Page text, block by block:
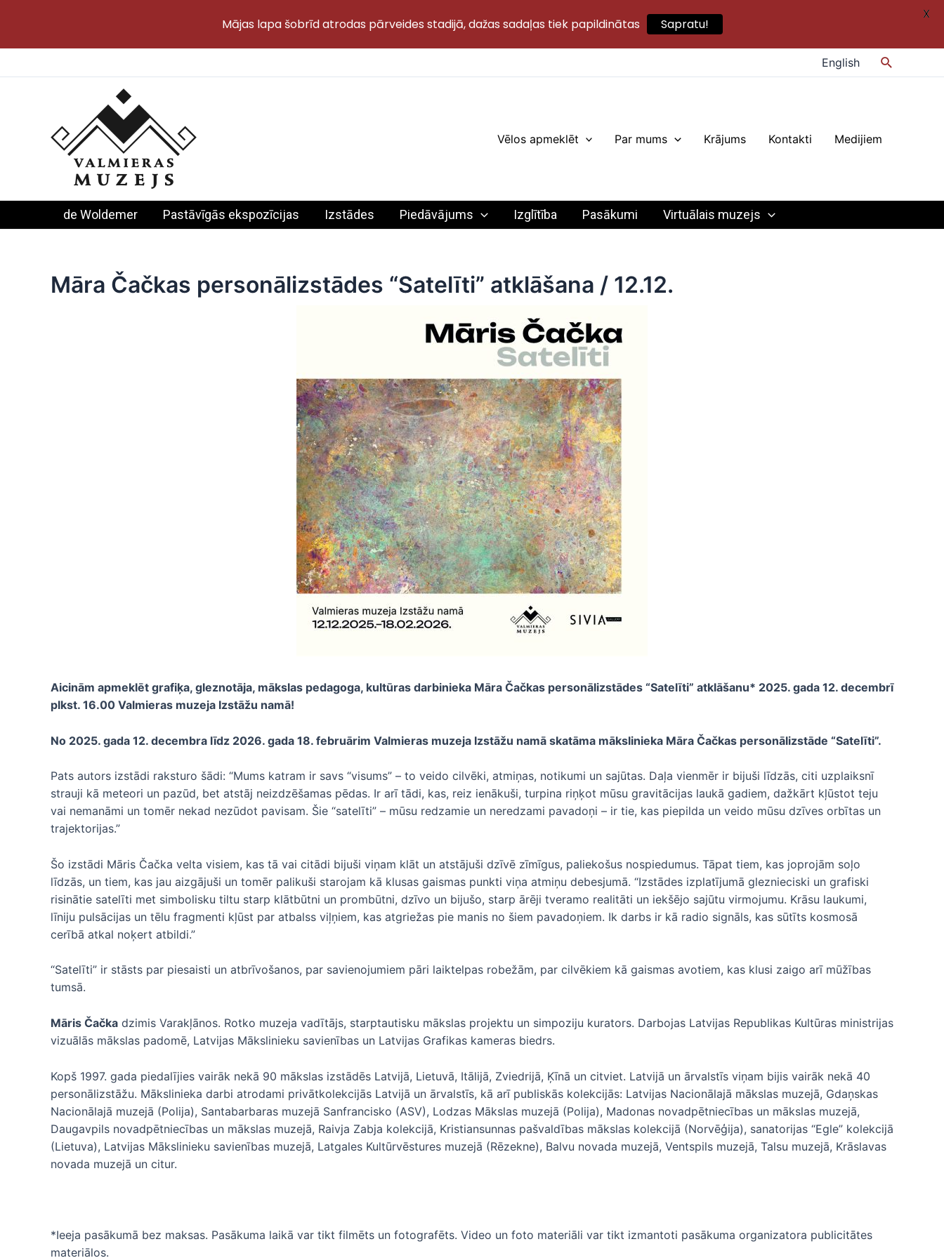
to
English Search
Vēlos apmeklēt Par mums Krājums Kontakti Medijiem
de Woldemer Pastāvīgās ekspozīcijas Izstādes Piedāvājums Izglītība Pasākumi Virtuālais muzejs
Māra Čačkas personālizstādes “Satelīti” atklāšana / 12.12.
Aicinām apmeklēt grafiķa, gleznotāja, mākslas pedagoga, kultūras darbinieka Māra Čačkas personālizstādes “Satelīti” atklāšanu* 2025. gada 12. decembrī
plkst. 16.00 Valmieras muzeja Izstāžu namā!
No 2025. gada 12. decembra līdz 2026. gada 18. februārim Valmieras muzeja Izstāžu namā skatāma mākslinieka Māra Čačkas personālizstāde “Satelīti”.
Pats autors izstādi raksturo šādi: “Mums katram ir savs “visums” – to veido cilvēki, atmiņas, notikumi un sajūtas. Daļa vienmēr ir bijuši līdzās, citi uzplaiksnī
strauji kā meteori un pazūd, bet atstāj neizdzēšamas pēdas. Ir arī tādi, kas, reiz ienākuši, turpina riņķot mūsu gravitācijas laukā gadiem, dažkārt kļūstot teju
vai nemanāmi un tomēr nekad nezūdot pavisam. Šie “satelīti” – mūsu redzamie un neredzami pavadoņi – ir tie, kas piepilda un veido mūsu dzīves orbītas un
trajektorijas.”
Šo izstādi Māris Čačka velta visiem, kas tā vai citādi bijuši viņam klāt un atstājuši dzīvē zīmīgus, paliekošus nospiedumus. Tāpat tiem, kas joprojām soļo
līdzās, un tiem, kas jau aizgājuši un tomēr palikuši starojam kā klusas gaismas punkti viņa atmiņu debesjumā. “Izstādes izplatījumā gleznieciski un grafiski
risinātie satelīti met simbolisku tiltu starp klātbūtni un prombūtni, dzīvo un bijušo, starp ārēji tveramo realitāti un iekšējo sajūtu virmojumu. Krāsu laukumi,
līniju pulsācijas un tēlu fragmenti kļūst par atbalss viļņiem, kas atgriežas pie manis no šiem pavadoņiem. Ik darbs ir kā radio signāls, kas sūtīts kosmosā
cerībā atkal noķert atbildi.”
“Satelīti” ir stāsts par piesaisti un atbrīvošanos, par savienojumiem pāri laiktelpas robežām, par cilvēkiem kā gaismas avotiem, kas klusi zaigo arī mūžības
tumsā.
Māris Čačka dzimis Varakļānos. Rotko muzeja vadītājs, starptautisku mākslas projektu un simpoziju kurators. Darbojas Latvijas Republikas Kultūras ministrijas
vizuālās mākslas padomē, Latvijas Mākslinieku savienības un Latvijas Grafikas kameras biedrs.
Kopš 1997. gada piedalījies vairāk nekā 90 mākslas izstādēs Latvijā, Lietuvā, Itālijā, Zviedrijā, Ķīnā un citviet. Latvijā un ārvalstīs viņam bijis vairāk nekā 40
personālizstāžu. Mākslinieka darbi atrodami privātkolekcijās Latvijā un ārvalstīs, kā arī publiskās kolekcijās: Latvijas Nacionālajā mākslas muzejā, Gdaņskas
Nacionālajā muzejā (Polija), Santabarbaras muzejā Sanfrancisko (ASV), Lodzas Mākslas muzejā (Polija), Madonas novadpētniecības un mākslas muzejā,
Daugavpils novadpētniecības un mākslas muzejā, Raivja Zabja kolekcijā, Kristiansunnas pašvaldības mākslas kolekcijā (Norvēģija), sanatorijas “Egle” kolekcijā
(Lietuva), Latvijas Mākslinieku savienības muzejā, Latgales Kultūrvēstures muzejā (Rēzekne), Balvu novada muzejā, Ventspils muzejā, Talsu muzejā, Krāslavas
novada muzejā un citur.
*Ieeja pasākumā bez maksas. Pasākuma laikā var tikt filmēts un fotografēts. Video un foto materiāli var tikt izmantoti pasākuma organizatora publicitātes
materiālos.
Mājas lapa šobrīd atrodas pārveides stadijā, dažas sadaļas tiek papildinātas Sapratu!
X